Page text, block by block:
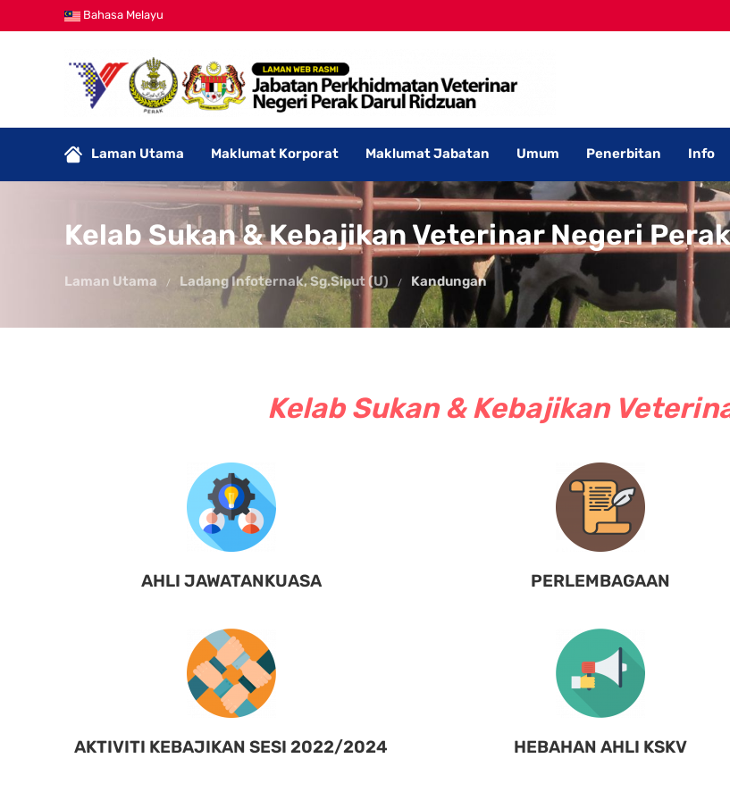
Bahasa Melayu
Laman Utama Maklumat Korporat Maklumat Jabatan Umum Penerbitan Info
Kelab Sukan & Kebajikan Veterinar Negeri Perak
Laman Utama Ladang Infoternak, Sg.Siput (U) Kandungan
Kelab Sukan & Kebajikan
AHLI JAWATANKUASA PERLEMBAGAAN
AKTIVITI KEBAJIKAN SESI 2022/2024 HEBAHAN AHLI KSKV